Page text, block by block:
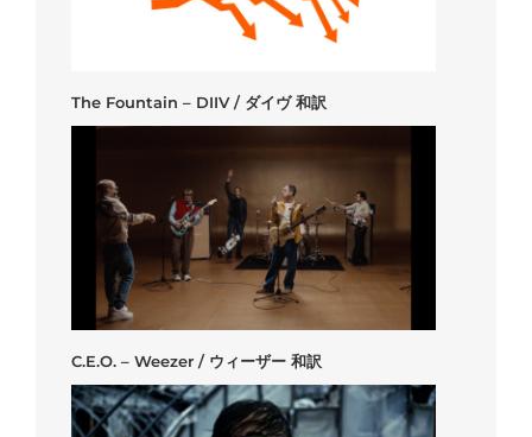
The Fountain – DIIV / ダイヴ 和訳
C.E.O. – Weezer / ウィーザー 和訳